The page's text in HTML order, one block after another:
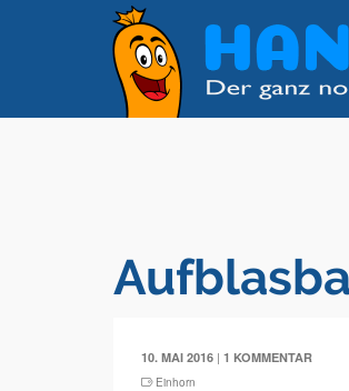
10. MAI 2016 | 1 KOMMENTAR
Einhorn